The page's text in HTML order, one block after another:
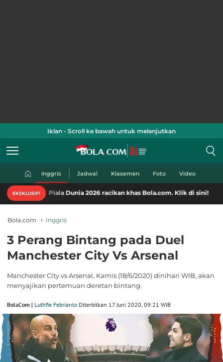
Iklan - Scroll ke bawah untuk melanjutkan
Inggris Jadwal Klasemen Foto Video
EKSKLUSIF!
Dunia 2026 racikan khas Bola.com. Klik di sini!
Bola.com Inggris
3 Perang Bintang pada Duel
Manchester City Vs Arsenal
Manchester City vs Arsenal, Kamis (18/6/2020) dinihari WIB, akan
menyajikan pertemuan deretan bintang.
BolaCom | Luthfie Febrianto Diterbitkan 17 Juni 2020, 09:21 WIB